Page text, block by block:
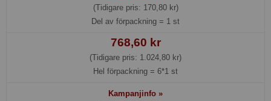
(Tidigare pris: 170,80 kr)
Del av förpackning = 1 st
768,60 kr
(Tidigare pris: 1.024,80 kr)
Hel förpackning = 6*1 st
Kampanjinfo »